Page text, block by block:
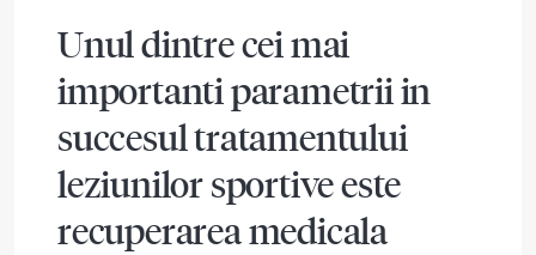
Unul dintre cei mai
importanti parametrii in
succesul tratamentului
leziunilor sportive este
recuperarea medicala